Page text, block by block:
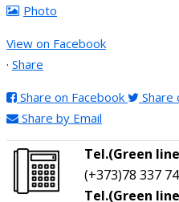
Photo
View on Facebook
· Share
Share on Facebook
Share by Email
Tel.(Green
(+373)78 337
Tel.(Green